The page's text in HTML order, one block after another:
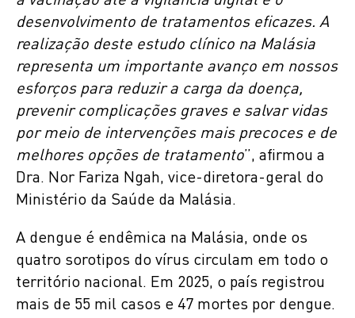
desenvolvimento de tratamentos eficazes. A
realização deste estudo clínico na Malásia
representa um importante avanço em nossos
esforços para reduzir a carga da doença,
prevenir complicações graves e salvar vidas
por meio de intervenções mais precoces e de
melhores opções de tratamento”, afirmou a
Dra. Nor Fariza Ngah, vice-diretora-geral do
Ministério da Saúde da Malásia.
A dengue é endêmica na Malásia, onde os
quatro sorotipos do vírus circulam em todo o
território nacional. Em 2025, o país registrou
mais de 55 mil casos e 47 mortes por dengue.